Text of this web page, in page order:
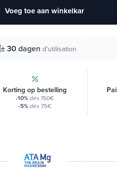
Voeg toe aan winkelkar
± 30dagen d'utilisation
Korting op bestelling
-10%dès 150€
-5%dès 75€